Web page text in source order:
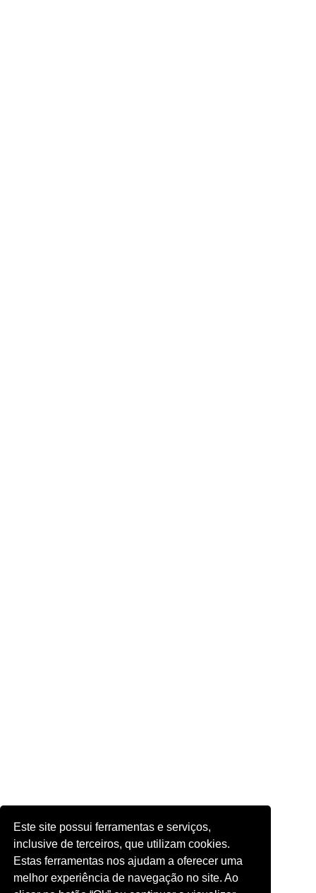
Este site possui ferramentas e serviços,
inclusive de terceiros, que utilizam cookies.
Estas ferramentas nos ajudam a oferecer uma
melhor experiência de navegação no site. Ao